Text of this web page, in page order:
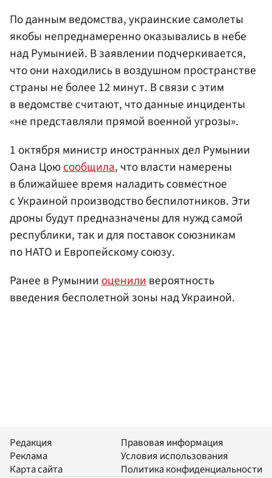
По данным ведомства, украинские самолеты
якобы непреднамеренно оказывались в небе
над Румынией. В заявлении подчеркивается,
что они находились в воздушном пространстве
страны не более 12 минут. В связи с этим
в ведомстве считают, что данные инциденты
«не представляли прямой военной угрозы».
1 октября министр иностранных дел Румынии
Оана Цоюсообщила, что власти намерены
в ближайшее время наладить совместное
с Украиной производство беспилотников. Эти
дроны будут предназначены для нужд самой
республики, так и для поставок союзникам
по НАТО и Европейскому союзу.
Ранее в Румынииоцениливероятность
введения бесполетной зоны над Украиной.
Редакция
Реклама
Карта сайта
Правовая информация
Условия использования
Политика конфиденциальности